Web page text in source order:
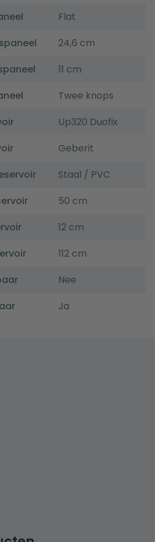
Flat
24,6 cm
11 cm
Twee knops
Up320 Duofix
Geberit
Staal / PVC
50 cm
12 cm
112 cm
Nee
Ja